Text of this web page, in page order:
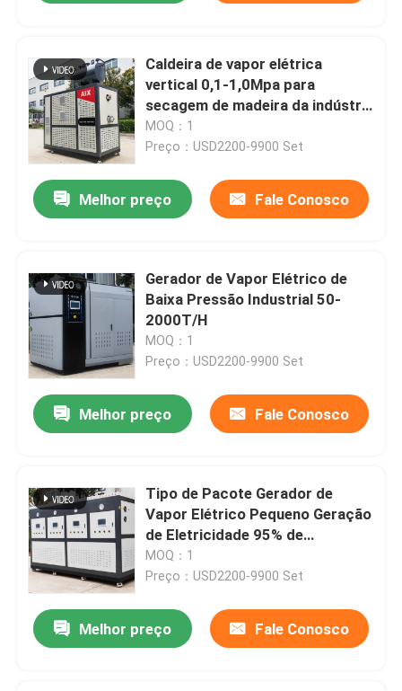
Caldeira de vapor elétrica
vertical 0,1-1,0Mpa para
secagem de madeira da indústria
moveleira
MOQ：1
Preço：USD2200-9900 Set
Melhor preço Fale Conosco
Gerador de Vapor Elétrico de
Baixa Pressão Industrial 50-
2000T/H
MOQ：1
Preço：USD2200-9900 Set
Melhor preço Fale Conosco
Tipo de Pacote Gerador de
Vapor Elétrico Pequeno Geração
de Eletricidade 95% de
Eficiência Térmica
MOQ：1
Preço：USD2200-9900 Set
Melhor preço Fale Conosco